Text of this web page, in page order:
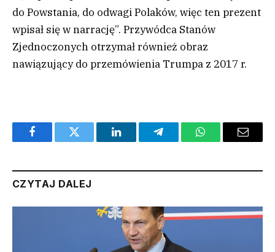
do Powstania, do odwagi Polaków, więc ten prezent
wpisał się w narrację”. Przywódca Stanów
Zjednoczonych otrzymał również obraz
nawiązujący do przemówienia Trumpa z 2017 r.
FacebookTwitter LinkedInTelegramWhatsAppEmail
CZYTAJ DALEJ